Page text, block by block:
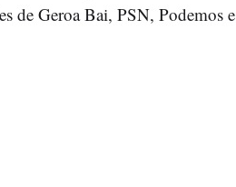
de Geroa Bai, PSN, Podemos e